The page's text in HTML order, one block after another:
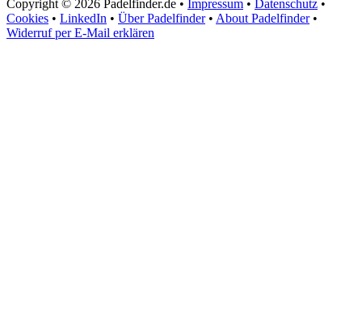
Copyright © 2026 Padelfinder.de • Impressum • Datenschutz •
Cookies • LinkedIn • Über Padelfinder• About Padelfinder•
Widerruf per E-Mail erklären